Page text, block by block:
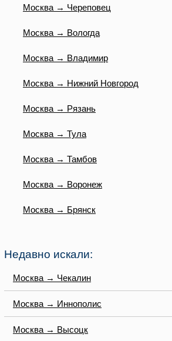
Москва → Череповец
Москва → Вологда
Москва → Владимир
Москва → Нижний Новгород
Москва → Рязань
Москва → Тула
Москва → Тамбов
Москва → Воронеж
Москва → Брянск
Недавно искали:
Москва → Чекалин
Москва → Иннополис
Москва → Высоцк